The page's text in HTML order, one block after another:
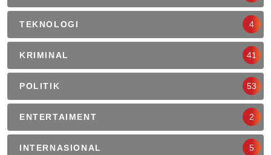
TEKNOLOGI 4
KRIMINAL 41
POLITIK 53
ENTERTAIMENT 2
INTERNASIONAL 5